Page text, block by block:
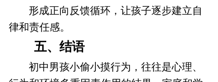
形成正向反馈循环，让孩子逐步建立自
律和责任感。
五、结语
初中男孩小偷小摸行为，往往是心理、